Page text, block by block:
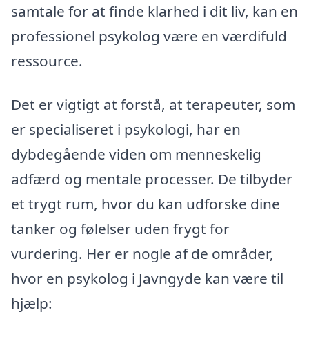
samtale for at finde klarhed i dit liv, kan en
professionel psykolog være en værdifuld
ressource.
Det er vigtigt at forstå, at terapeuter, som
er specialiseret i psykologi, har en
dybdegående viden om menneskelig
adfærd og mentale processer. De tilbyder
et trygt rum, hvor du kan udforske dine
tanker og følelser uden frygt for
vurdering. Her er nogle af de områder,
hvor en psykolog i Javngyde kan være til
hjælp: